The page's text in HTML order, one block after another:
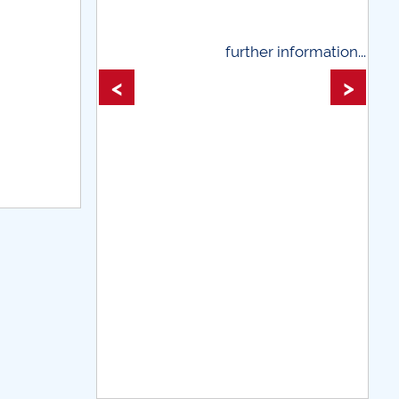
further information...
< >